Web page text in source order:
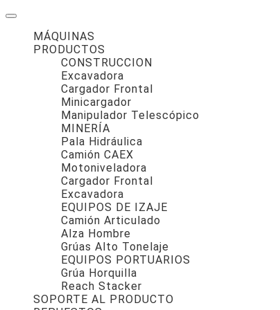
MÁQUINAS
PRODUCTOS
CONSTRUCCION
Excavadora
Cargador Frontal
Minicargador
Manipulador Telescópico
MINERÍA
Pala Hidráulica
Camión CAEX
Motoniveladora
Cargador Frontal
Excavadora
EQUIPOS DE IZAJE
Camión Articulado
Alza Hombre
Grúas Alto Tonelaje
EQUIPOS PORTUARIOS
Grúa Horquilla
Reach Stacker
SOPORTE AL PRODUCTO